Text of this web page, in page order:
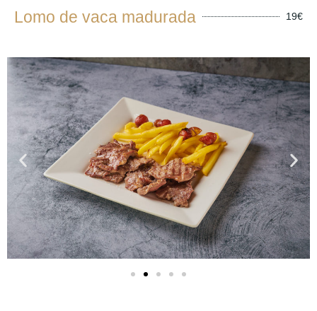
Lomo de vaca madurada 19€